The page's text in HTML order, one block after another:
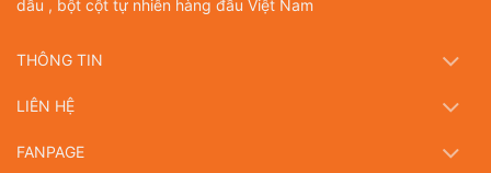
dầu , bột cột tự nhiên hàng đầu Việt Nam
THÔNG TIN
LIÊN HỆ
FANPAGE